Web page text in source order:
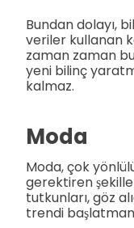
Bundan dolayı,
veriler kullanan
zaman zaman
yeni bilinç
kalmaz.
Moda
Moda, çok
gerektiren
tutkunları, göz
trendi